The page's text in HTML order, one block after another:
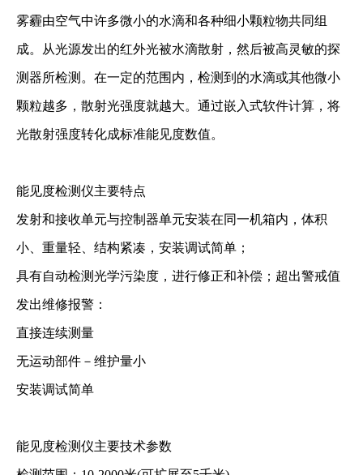
雾霾由空气中许多微小的水滴和各种细小颗粒物共同组
成。从光源发出的红外光被水滴散射，然后被高灵敏的探
测器所检测。在一定的范围内，检测到的水滴或其他微小
颗粒越多，散射光强度就越大。通过嵌入式软件计算，将
光散射强度转化成标准能见度数值。
能见度检测仪主要特点
发射和接收单元与控制器单元安装在同一机箱内，体积
小、重量轻、结构紧凑，安装调试简单；
具有自动检测光学污染度，进行修正和补偿；超出警戒值
发出维修报警：
直接连续测量
无运动部件－维护量小
安装调试简单
能见度检测仪主要技术参数